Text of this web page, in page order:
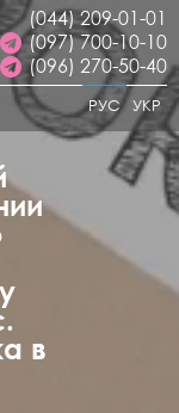
(044) 209-01-01
(097) 700-10-10
(096) 270-50-40
УКР
РУС
в